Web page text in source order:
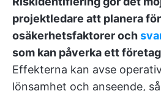
projektledare att planera
osäkerhetsfaktorer och
som kan påverka ett
Effekterna kan avse
lönsamhet och anseende,